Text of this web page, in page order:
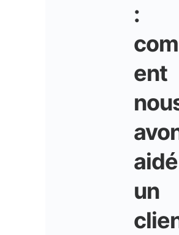
:
ent
aidé
un